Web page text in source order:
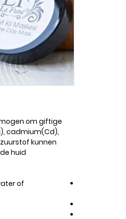
om giftige
cadmium(Cd),
kunnen
huid.
of